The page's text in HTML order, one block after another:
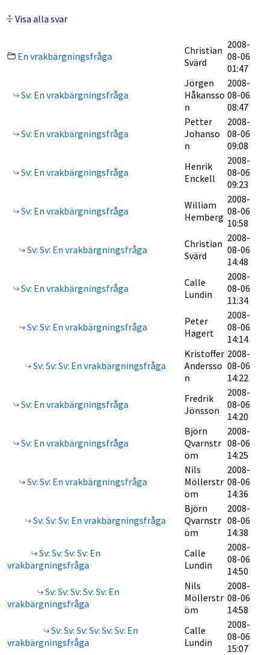
Visa alla svar
En vrakbärgningsfråga
Christian
Svärd
2008-
08-06
01:47
Sv: En vrakbärgningsfråga
Jörgen
Håkansso
n
2008-
08-06
08:47
Sv: En vrakbärgningsfråga
Petter
Johanso
n
2008-
08-06
09:08
Sv: En vrakbärgningsfråga
Henrik
Enckell
2008-
08-06
09:23
Sv: En vrakbärgningsfråga
William
Hemberg
2008-
08-06
10:58
Sv: Sv: En vrakbärgningsfråga
Christian
Svärd
2008-
08-06
14:48
Sv: En vrakbärgningsfråga
Calle
Lundin
2008-
08-06
11:34
Sv: Sv: En vrakbärgningsfråga
Peter
Hagert
2008-
08-06
14:14
Sv: Sv: Sv: En vrakbärgningsfråga
Kristoffer
Andersso
n
2008-
08-06
14:22
Sv: En vrakbärgningsfråga
Fredrik
Jönsson
2008-
08-06
14:20
Sv: En vrakbärgningsfråga
Björn
Qvarnstr
öm
2008-
08-06
14:25
Sv: Sv: En vrakbärgningsfråga
Nils
Möllerstr
öm
2008-
08-06
14:36
Sv: Sv: Sv: En vrakbärgningsfråga
Björn
Qvarnstr
öm
2008-
08-06
14:38
Sv: Sv: Sv: Sv: En
vrakbärgningsfråga
Calle
Lundin
2008-
08-06
14:50
Sv: Sv: Sv: Sv: Sv: En
vrakbärgningsfråga
Nils
Möllerstr
öm
2008-
08-06
14:58
Sv: Sv: Sv: Sv: Sv: Sv: En
vrakbärgningsfråga
Calle
Lundin
2008-
08-06
15:07